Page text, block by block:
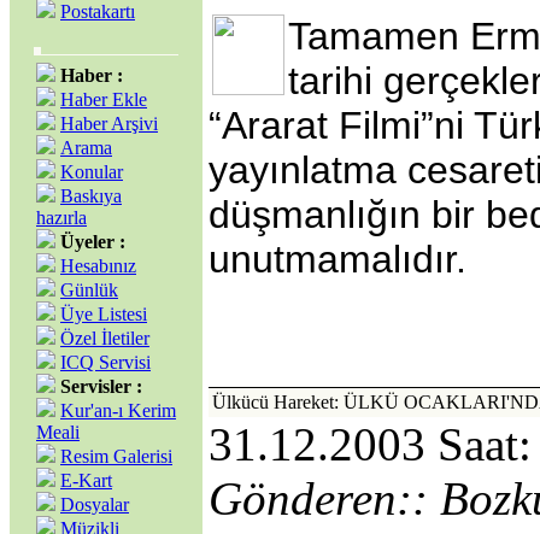
Postakartı
Haber :
Haber Ekle
Haber Arşivi
Arama
Konular
Baskıya
hazırla
Üyeler :
Hesabınız
Günlük
Üye Listesi
Özel İletiler
ICQ Servisi
Servisler :
Kur'an-ı Kerim
Meali
Resim Galerisi
E-Kart
Dosyalar
Müzikli
Tamamen
tarihi
“Ararat Filmi”ni
yayınlatma
düşmanlığın bir
unutmamalıdır.
Ülkücü Hareket: ÜLKÜ
31.12.2003
Gönderen::